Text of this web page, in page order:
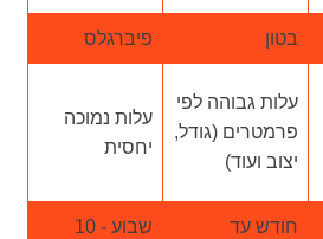
בטון פיברגלס
עלות גבוהה לפי
פרמטרים (גודל,
יצוב ועוד)
עלות נמוכה
יחסית
חודש עד שבוע - 10